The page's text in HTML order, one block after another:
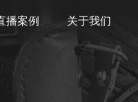
播案例 关于我们